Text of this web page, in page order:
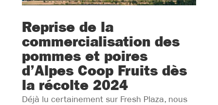
Reprise de la
commercialisation des
pommes et poires
d’Alpes Coop Fruits dès
la récolte 2024
Déjà lu certainement sur Fresh Plaza, nous